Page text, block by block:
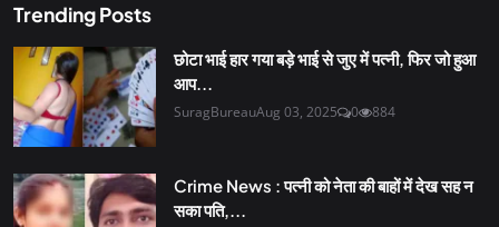
Trending Posts
छोटा भाई हार गया बड़े भाई से जुए में पत्नी, फिर जो हुआ
आप...
SuragBureauAug 03, 2025 0 884
Crime News : पत्नी को नेता की बाहों में देख सह न
सका पति,...